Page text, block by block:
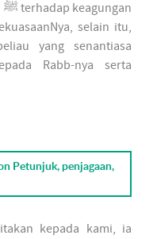
selain itu,
yang senantiasa
Rabb-nya serta
Petunjuk, penjagaan,
kepada kami, ia